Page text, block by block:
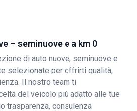
– seminuove e a km 0
di auto nuove, seminuove e
selezionate per offrirti qualità,
Il nostro team ti
del veicolo più adatto alle tue
trasparenza, consulenza